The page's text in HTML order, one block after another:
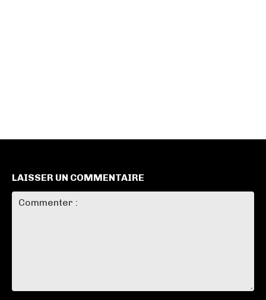
LAISSER UN COMMENTAIRE